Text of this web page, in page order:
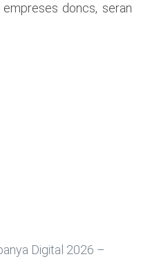
doncs, seran
Digital 2026 –